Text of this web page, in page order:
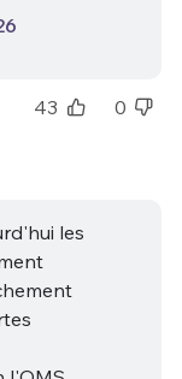
43 0
les